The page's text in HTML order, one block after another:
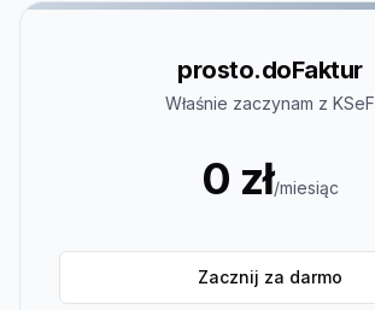
prosto.doFaktur
Właśnie zaczynam z KSeF
0 zł/miesiąc
Zacznij za darmo